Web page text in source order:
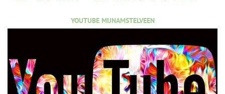
YOUTUBE MIJNAMSTELVEEN